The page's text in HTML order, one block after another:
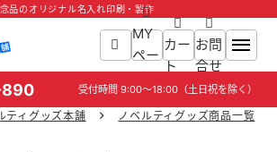
品のオリジナル名入れ印刷・製作
MY
ペー
ジ
カー
ト
お問
合せ
受付時間 9:00～18:00（土日祝を除く）
ティグッズ本舗 ノベルティグッズ商品一覧